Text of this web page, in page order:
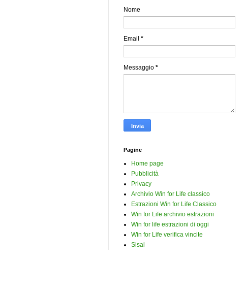
Nome
Email *
Messaggio *
Pagine
Home page
Pubblicità
Privacy
Archivio Win for Life classico
Estrazioni Win for Life Classico
Win for Life archivio estrazioni
Win for life estrazioni di oggi
Win for Life verifica vincite
Sisal